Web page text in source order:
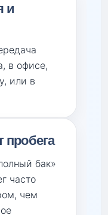
и
в офисе,
или в
пробега
бак»
часто
чем